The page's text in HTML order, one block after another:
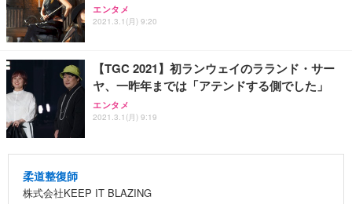
エンタメ
2021.3.1(月) 9:20
【TGC 2021】初ランウェイのラランド・サー
ヤ、一昨年までは「アテンドする側でした」
エンタメ
2021.3.1(月) 9:19
柔道整復師
株式会社KEEP IT BLAZING